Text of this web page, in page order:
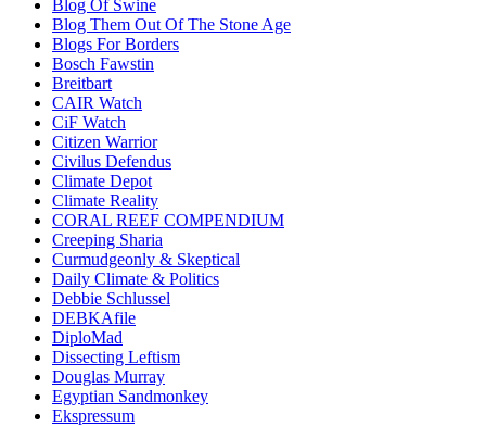
Blog Of Swine
Blog Them Out Of The Stone Age
Blogs For Borders
Bosch Fawstin
Breitbart
CAIR Watch
CiF Watch
Citizen Warrior
Civilus Defendus
Climate Depot
Climate Reality
CORAL REEF COMPENDIUM
Creeping Sharia
Curmudgeonly & Skeptical
Daily Climate & Politics
Debbie Schlussel
DEBKAfile
DiploMad
Dissecting Leftism
Douglas Murray
Egyptian Sandmonkey
Ekspressum